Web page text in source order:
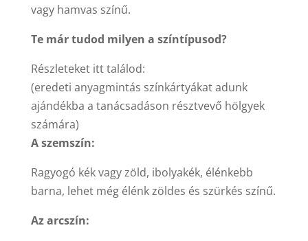
vagy hamvas színű.
Te már tudod milyen a színtípusod?
Részleteket itt találod:
(eredeti anyagmintás színkártyákat adunk
ajándékba a tanácsadáson résztvevő hölgyek
számára)
A szemszín:
Ragyogó kék vagy zöld, ibolyakék, élénkebb
barna, lehet még élénk zöldes és szürkés színű.
Az arcszín: